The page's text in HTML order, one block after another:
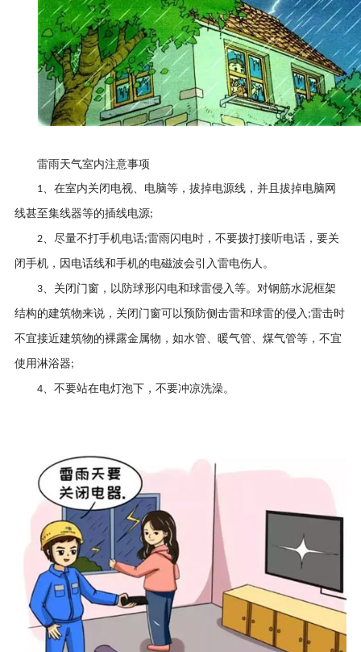
雷雨天气室内注意事项
1 、在室内关闭电视、电脑等，拔掉电源线，并且拔掉电脑网
线甚至集线器等的插线电源;
2、尽量不打手机电话;雷雨闪电时，不要拨打接听电话，要关
闭手机，因电话线和手机的电磁波会引入雷电伤人。
3、关闭门窗，以防球形闪电和球雷侵入等。对钢筋水泥框架
结构的建筑物来说，关闭门窗可以预防侧击雷和球雷的侵入 ;雷击时
不宜接近建筑物的裸露金属物，如水管、暖气管、煤气管等，不宜
使用淋浴器;
4、不要站在电灯泡下，不要冲凉洗澡。